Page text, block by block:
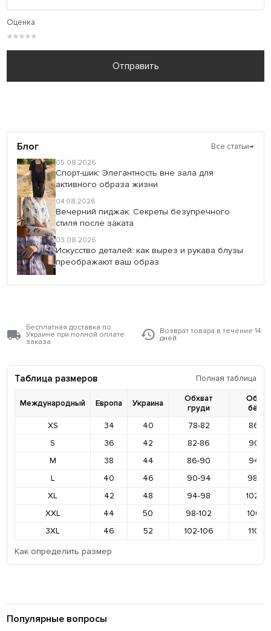
Оценка
★
★
★
★
★
Отправить
Блог Все статьи→
05.08.2026
Спорт-шик: Элегантность вне зала для
активного образа жизни
04.08.2026
Вечерний пиджак: Секреты безупречного
стиля после заката
03.08.2026
Искусство деталей: как вырез и рукава блузы
преображают ваш образ
Бесплатная доставка по
Украине при полной оплате
заказа
Возврат товара в течение 14
дней
Таблица размеров Полная таблица
Международный Европа Украина
Обхват
груди
XS
34 40 78-82
86-
S
36 42 82-86
90-
M
38 44 86-90
94-
L
40 46 90-94
98-
XL
42 48 94-98
102-
XXL
44 50 98-102
106-
3XL
46 52 102-106
110-
Как определить размер
Популярные вопросы